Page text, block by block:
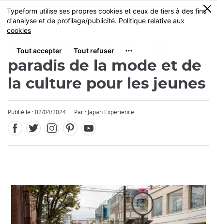
Skip
to
main
MENU
0
Cat Street Tokyo : Un
paradis de la mode et de
la culture pour les jeunes
Publié le : 02/04/2024 Par : Japan Experience